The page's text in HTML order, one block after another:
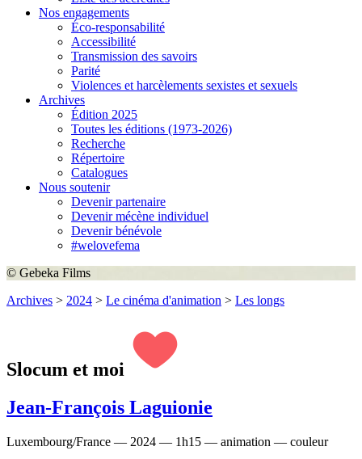
Nos engagements
Éco-responsabilité
Accessibilité
Transmission des savoirs
Parité
Violences et harcèlements sexistes et sexuels
Archives
Édition 2025
Toutes les éditions (1973-2026)
Recherche
Répertoire
Catalogues
Nous soutenir
Devenir partenaire
Devenir mécène individuel
Devenir bénévole
#welovefema
© Gebeka Films
Archives > 2024 > Le cinéma d'animation > Les longs
Slocum et moi
Jean-François Laguionie
Luxembourg/France — 2024 — 1h15 — animation — couleur